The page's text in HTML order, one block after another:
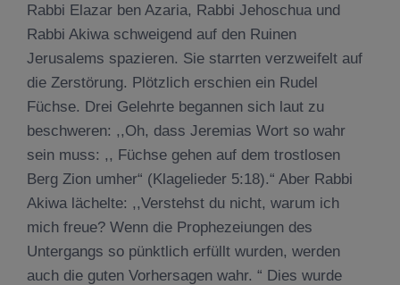
Rabbi Elazar ben Azaria, Rabbi Jehoschua und
Rabbi Akiwa schweigend auf den Ruinen
Jerusalems spazieren. Sie starrten verzweifelt auf
die Zerstörung. Plötzlich erschien ein Rudel
Füchse. Drei Gelehrte begannen sich laut zu
beschweren: ,,Oh, dass Jeremias Wort so wahr
sein muss: ,, Füchse gehen auf dem trostlosen
Berg Zion umher“ (Klagelieder 5:18).“ Aber Rabbi
Akiwa lächelte: ,,Verstehst du nicht, warum ich
mich freue? Wenn die Prophezeiungen des
Untergangs so pünktlich erfüllt wurden, werden
auch die guten Vorhersagen wahr. “ Dies wurde